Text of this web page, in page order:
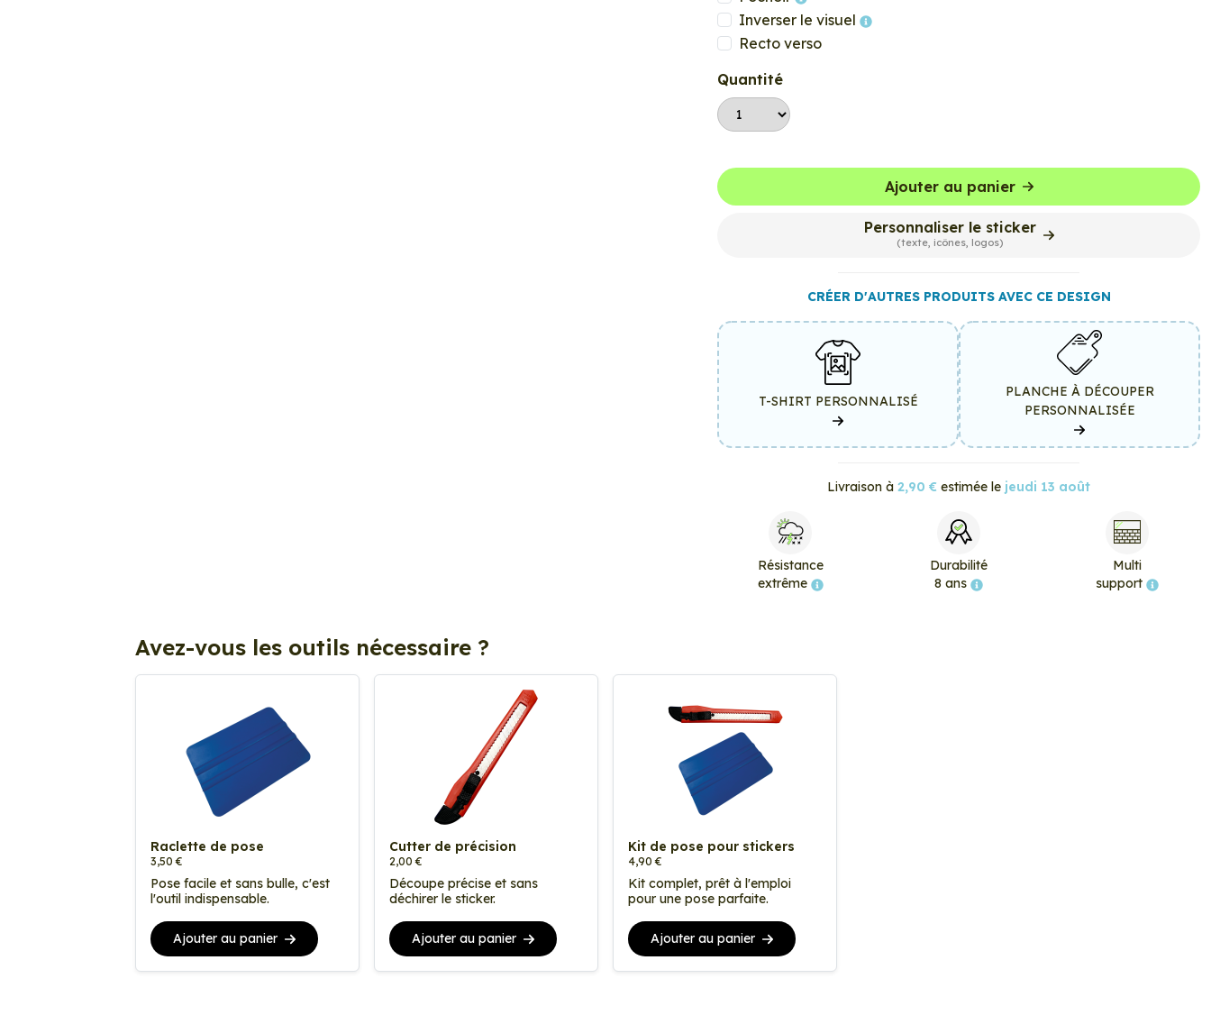
Inverser le visuel
Recto verso
Quantité
Ajouter au panier
Personnaliser le sticker
(texte, icônes, logos)
CRÉER D'AUTRES PRODUITS AVEC CE DESIGN
T-SHIRT PERSONNALISÉ
PLANCHE À DÉCOUPER
PERSONNALISÉE
Livraison à 2,90 € estimée le jeudi 13 août
Résistance
extrême
Durabilité
8 ans
Multi
support
Avez-vous les outils nécessaire ?
Raclette de pose
3,50 €
Pose facile et sans bulle, c'est
l'outil indispensable.
Ajouter au panier
Cutter de précision
2,00 €
Découpe précise et sans
déchirer le sticker.
Ajouter au panier
Kit de pose pour stickers
4,90 €
Kit complet, prêt à l'emploi
pour une pose parfaite.
Ajouter au panier